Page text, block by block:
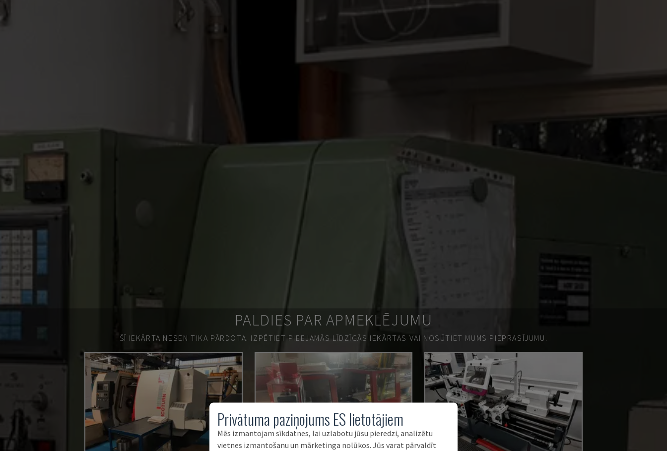
PALDIES PAR APMEKLĒJUMU
ŠĪ IEKĀRTA NESEN TIKA PĀRDOTA. IZPĒTIET PIEEJAMĀS LĪDZĪGĀS IEKĀRTAS VAI NOSŪTIET MUMS PIEPRASĪJUMU.
Privātuma paziņojums ES lietotājiem
Mēs izmantojam sīkdatnes, lai uzlabotu jūsu pieredzi, analizētu
vietnes izmantošanu un mārketinga nolūkos. Jūs varat pārvaldīt